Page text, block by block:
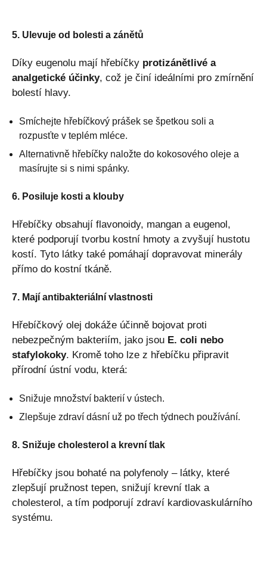
5. Ulevuje od bolesti a zánětů
Díky eugenolu mají hřebíčky protizánětlivé a
analgetické účinky, což je činí ideálními pro zmírnění
bolestí hlavy.
Smíchejte hřebíčkový prášek se špetkou soli a
rozpusťte v teplém mléce.
Alternativně hřebíčky naložte do kokosového oleje a
masírujte si s nimi spánky.
6. Posiluje kosti a klouby
Hřebíčky obsahují flavonoidy, mangan a eugenol,
které podporují tvorbu kostní hmoty a zvyšují hustotu
kostí. Tyto látky také pomáhají dopravovat minerály
přímo do kostní tkáně.
7. Mají antibakteriální vlastnosti
Hřebíčkový olej dokáže účinně bojovat proti
nebezpečným bakteriím, jako jsou E. coli nebo
stafylokoky. Kromě toho lze z hřebíčku připravit
přírodní ústní vodu, která:
Snižuje množství bakterií v ústech.
Zlepšuje zdraví dásní už po třech týdnech používání.
8. Snižuje cholesterol a krevní tlak
Hřebíčky jsou bohaté na polyfenoly – látky, které
zlepšují pružnost tepen, snižují krevní tlak a
cholesterol, a tím podporují zdraví kardiovaskulárního
systému.